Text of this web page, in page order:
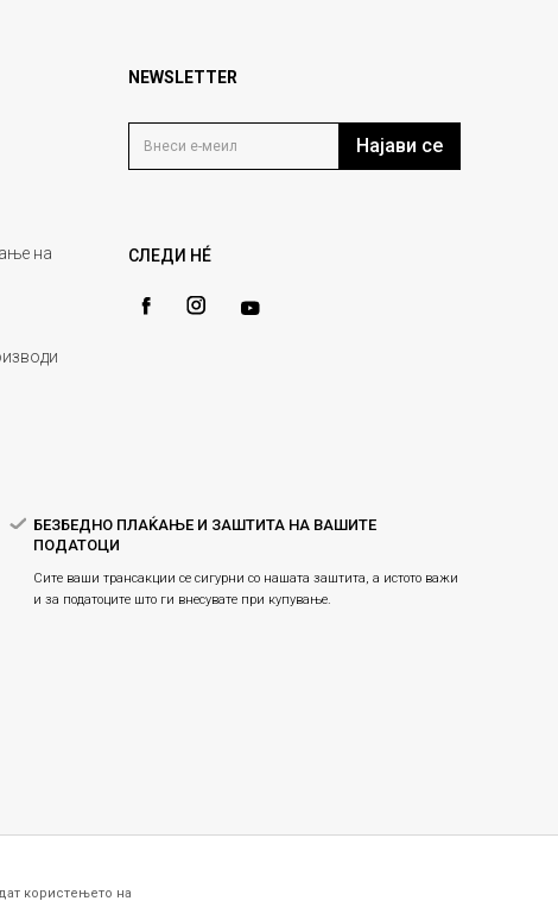
на
NEWSLETTER
Најави се
СЛЕДИ НÉ
БЕЗБЕДНО ПЛАЌАЊЕ И ЗАШТИТА НА ВАШИТЕ
ПОДАТОЦИ
Сите ваши трансакции се сигурни со нашата заштита, а истото важи
и за податоците што ги внесувате при купување.
користењето на